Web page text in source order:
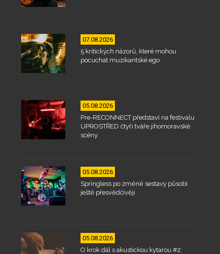
07.08.2026
5 kritických názorů, které mohou
pocuchat muzikantské ego
05.08.2026
Pre-RECONNECT představí na festivalu
UPROSTŘED čtyři tváře jihomoravské
scény
05.08.2026
Springless po změně sestavy působí
ještě přesvědčivěji
05.08.2026
O krok dál s akustickou kytarou #2: